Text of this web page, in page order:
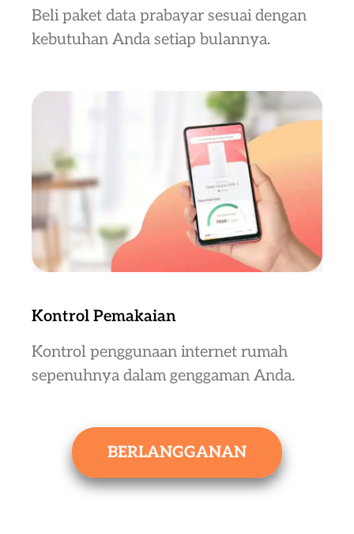
Beli paket data prabayar sesuai dengan
kebutuhan Anda setiap bulannya.
Kontrol Pemakaian
Kontrol penggunaan internet rumah
sepenuhnya dalam genggaman Anda.
BERLANGGANAN